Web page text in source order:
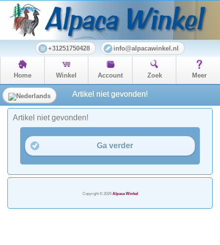
+31251750428 info@alpacawinkel.nl
Home Winkel Account Zoek Meer
Artikel niet gevonden!
Artikel niet gevonden!
Ga verder
Copyright © 2026 Alpaca Winkel